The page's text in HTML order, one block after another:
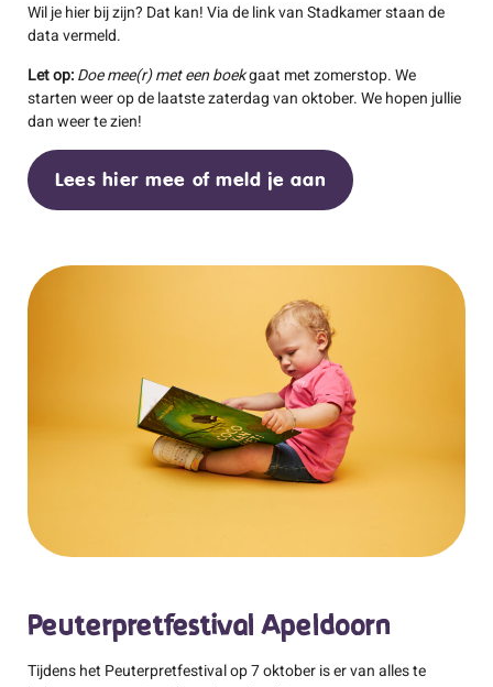
Wil je hier bij zijn? Dat kan! Via de link van Stadkamer staan de
data vermeld.
Let op: Doe mee(r) met een boekgaat met zomerstop. We
starten weer op de laatste zaterdag van oktober. We hopen jullie
dan weer te zien!
Lees hier mee of meld je aan
Peuterpretfestival Apeldoorn
Tijdens het Peuterpretfestival op 7 oktober is er van alles te